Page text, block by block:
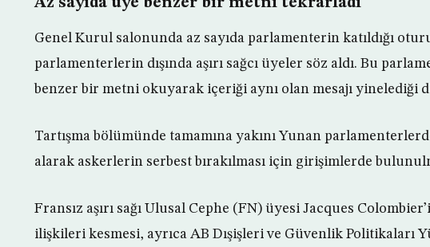
Genel Kurul salonunda az sayıda parlamenterin katıldığı
parlamenterlerin dışında aşırı sağcı üyeler söz aldı. Bu
benzer bir metni okuyarak içeriği aynı olan mesajı yinelediği
Tartışma bölümünde tamamına yakını Yunan
alarak askerlerin serbest bırakılması için girişimlerde
Fransız aşırı sağı Ulusal Cephe (FN) üyesi Jacques
ilişkileri kesmesi, ayrıca AB Dışişleri ve Güvenlik Politikaları